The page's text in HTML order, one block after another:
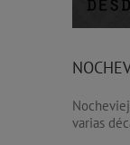
varias